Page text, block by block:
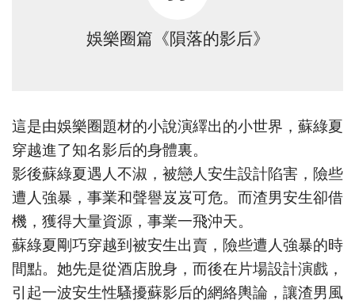
娛樂圈篇《隕落的影后》
這是由娛樂圈題材的小說演繹出的小世界，蘇綠夏
穿越進了知名影后的身體裏。
影後蘇綠夏遇人不淑，被戀人安生設計陷害，險些
遭人強暴，事業和聲譽岌岌可危。而渣男安生卻借
機，獲得大量資源，事業一飛沖天。
蘇綠夏剛巧穿越到被安生出賣，險些遭人強暴的時
間點。她先是從酒店脫身，而後在片場設計演戲，
引起一波安生性騷擾蘇影后的網絡輿論，讓渣男風